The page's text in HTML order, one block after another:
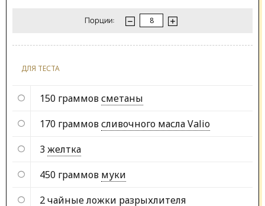
Порции:
ДЛЯ ТЕСТА
150 граммовсметаны
170 граммовсливочного масла Valio
3 желтка
450 граммов муки
2 чайные ложки разрыхлителя